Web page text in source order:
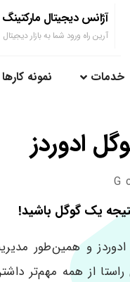
آژانس دیجیتال
آرین راه ورود شما به بازار دیجیتال
خدمات نمونه کارها
ادوردز
یک گوگل باشید!
و همین‌طور
از همه مهم‌تر